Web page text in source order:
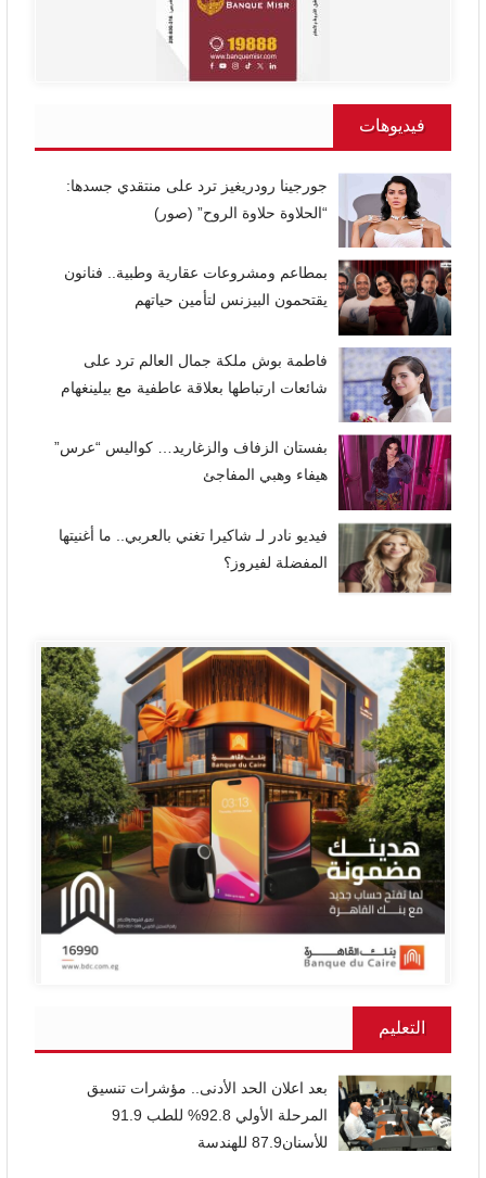
فيديوهات
جورجينا رودريغيز ترد على منتقدي جسدها:
“الحلاوة حلاوة الروح” (صور)
بمطاعم ومشروعات عقارية وطبية.. فنانون
يقتحمون البيزنس لتأمين حياتهم
فاطمة بوش ملكة جمال العالم ترد على
شائعات ارتباطها بعلاقة عاطفية مع بيلينغهام
بفستان الزفاف والزغاريد… كواليس “عرس”
هيفاء وهبي المفاجئ
فيديو نادر لـ شاكيرا تغني بالعربي.. ما أغنيتها
المفضلة لفيروز؟
التعليم
بعد اعلان الحد الأدنى.. مؤشرات تنسيق
المرحلة الأولي 92.8% للطب 91.9
للأسنان87.9 للهندسة